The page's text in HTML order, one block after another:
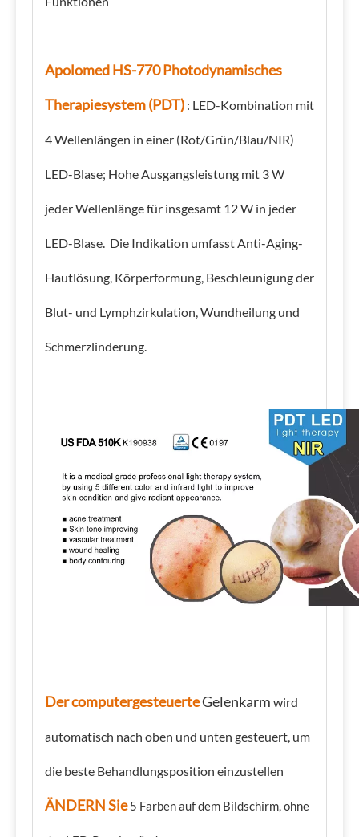
Apolomed HS-770 Photodynamisches
Therapiesystem (PDT) : LED-Kombination mit
4 Wellenlängen in einer (Rot/Grün/Blau/NIR)
LED-Blase; Hohe Ausgangsleistung mit 3 W
jeder Wellenlänge für insgesamt 12 W in jeder
LED-Blase. Die Indikation umfasst Anti-Aging-
Hautlösung, Körperformung, Beschleunigung der
Blut- und Lymphzirkulation, Wundheilung und
Schmerzlinderung.
Der computergesteuerteGelenkarm wird
automatisch nach oben und unten gesteuert, um
die beste Behandlungsposition einzustellen
ÄNDERN Sie5 Farben auf dem Bildschirm, ohne